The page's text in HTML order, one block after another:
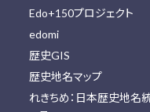
Edo+150プロジェクト
edomi
歴史GIS
歴史地名マップ
れきちめ：日本歴史地名